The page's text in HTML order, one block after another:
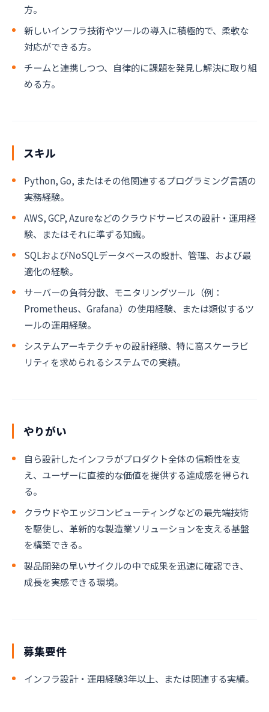
方。
新しいインフラ技術やツールの導入に積極的で、柔軟な
対応ができる方。
チームと連携しつつ、自律的に課題を発見し解決に取り組
める方。
スキル
Python, Go, またはその他関連するプログラミング言語の
実務経験。
AWS, GCP, Azureなどのクラウドサービスの設計・運用経
験、またはそれに準ずる知識。
SQLおよびNoSQLデータベースの設計、管理、および最
適化の経験。
サーバーの負荷分散、モニタリングツール（例：
Prometheus、Grafana）の使用経験、または類似するツ
ールの運用経験。
システムアーキテクチャの設計経験、特に高スケーラビ
リティを求められるシステムでの実績。
やりがい
自ら設計したインフラがプロダクト全体の信頼性を支
え、ユーザーに直接的な価値を提供する達成感を得られ
る。
クラウドやエッジコンピューティングなどの最先端技術
を駆使し、革新的な製造業ソリューションを支える基盤
を構築できる。
製品開発の早いサイクルの中で成果を迅速に確認でき、
成長を実感できる環境。
募集要件
インフラ設計・運用経験3年以上、または関連する実績。